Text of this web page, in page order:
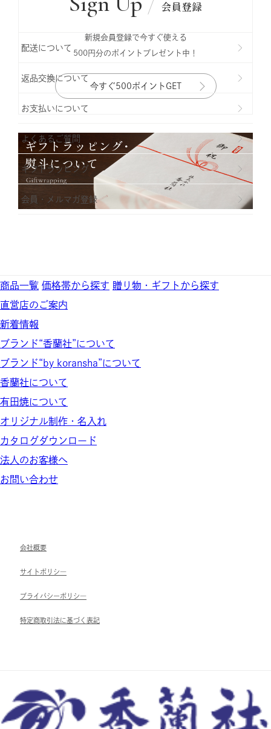
配送について
返品交換について
お支払いについて
よくあるご質問
ギフトラッビング
会員・メルマガ登録
会員登録
新規会員登録で今すぐ使える
500円分のポイントプレゼント中！
今すぐ500ポイントGET
商品一覧 価格帯から探す 贈り物・ギフトから探す
直営店のご案内
新着情報
ブランド“香蘭社”について
ブランド“by koransha”について
香蘭社について
有田焼について
オリジナル制作・名入れ
カタログダウンロード
法人のお客様へ
お問い合わせ
会社概要
サイトポリシ―
ブライパシーポリシ―
特定商取引法に基づく表記